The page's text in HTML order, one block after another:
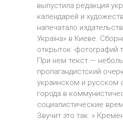
выпустила редакция
календарей и
напечатало
Україна» в Киеве.
открыток -фотографий
При нем текст —
пропагандистский
украинском и русском
города в
социалистические
Звучит это так: »